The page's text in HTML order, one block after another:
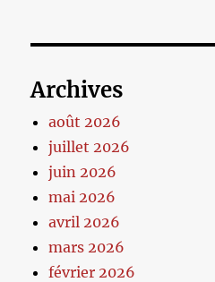
Archives
août 2026
juillet 2026
juin 2026
mai 2026
avril 2026
mars 2026
février 2026